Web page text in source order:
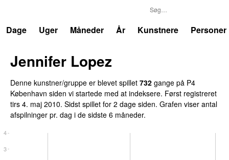
Dage
Uger Måneder År Kunstnere Personer
Jennifer Lopez
Denne kunstner/gruppe er blevet spillet 732 gange på P4
København siden vi startede med at indeksere. Først registreret
tirs 4. maj 2010. Sidst spillet for 2 dage siden. Grafen viser antal
afspilninger pr. dag i de sidste 6 måneder.
3
4